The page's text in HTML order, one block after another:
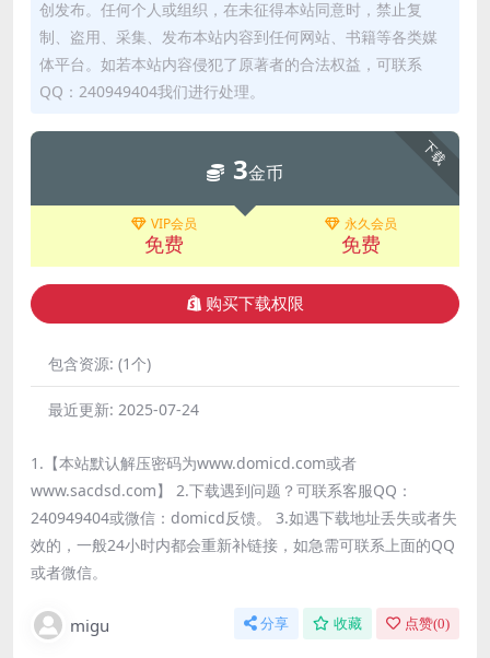
创发布。任何个人或组织，在未征得本站同意时，禁止复
制、盗用、采集、发布本站内容到任何网站、书籍等各类媒
体平台。如若本站内容侵犯了原著者的合法权益，可联系
QQ：240949404我们进行处理。
下载
3金币
VIP会员
免费
永久会员
免费
购买下载权限
包含资源: (1个)
最近更新: 2025-07-24
1.【本站默认解压密码为www.domicd.com或者
www.sacdsd.com】 2.下载遇到问题？可联系客服QQ：
240949404或微信：domicd反馈。 3.如遇下载地址丢失或者失
效的，一般24小时内都会重新补链接，如急需可联系上面的QQ
或者微信。
migu 分享 收藏 点赞(0)